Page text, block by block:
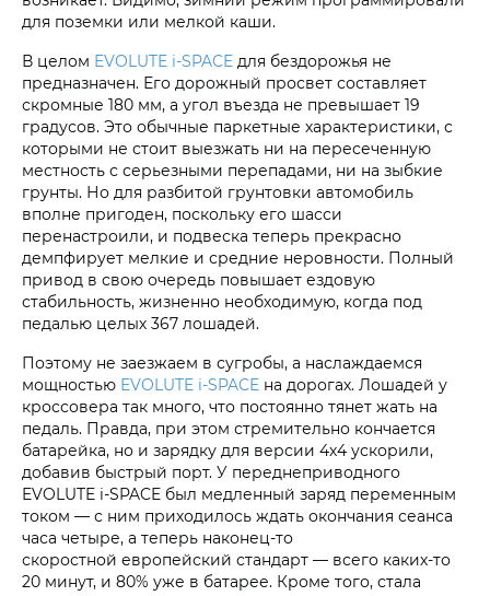
для поземки или мелкой каши.
В целом EVOLUTE i‑SPACE для бездорожья не
предназначен. Его дорожный просвет составляет
скромные 180 мм, а угол въезда не превышает 19
градусов. Это обычные паркетные характеристики, с
которыми не стоит выезжать ни на пересеченную
местность с серьезными перепадами, ни на зыбкие
грунты. Но для разбитой грунтовки автомобиль
вполне пригоден, поскольку его шасси
перенастроили, и подвеска теперь прекрасно
демпфирует мелкие и средние неровности. Полный
привод в свою очередь повышает ездовую
стабильность, жизненно необходимую, когда под
педалью целых 367 лошадей.
Поэтому не заезжаем в сугробы, а наслаждаемся
мощностью EVOLUTE i‑SPACE на дорогах. Лошадей у
кроссовера так много, что постоянно тянет жать на
педаль. Правда, при этом стремительно кончается
батарейка, но и зарядку для версии 4х4 ускорили,
добавив быстрый порт. У переднеприводного
EVOLUTE i‑SPACE был медленный заряд переменным
током — с ним приходилось ждать окончания сеанса
часа четыре, а теперь наконец-то
скоростной европейский стандарт — всего каких-то
20 минут, и 80% уже в батарее. Кроме того, стала